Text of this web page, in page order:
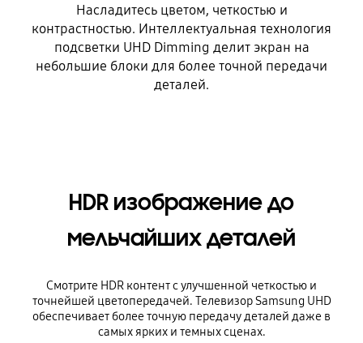
Насладитесь цветом, четкостью и
контрастностью. Интеллектуальная технология
подсветки UHD Dimming делит экран на
небольшие блоки для более точной передачи
деталей.
HDR изображение до
мельчайших деталей
Смотрите HDR контент с улучшенной четкостью и
точнейшей цветопередачей. Телевизор Samsung UHD
обеспечивает более точную передачу деталей даже в
самых ярких и темных сценах.